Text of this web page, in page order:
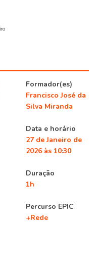
Formador(es)
Francisco José da
Silva Miranda
Data e horário
27 de Janeiro de
2026 às 10:30
Duração
1h
Percurso EPIC
+Rede